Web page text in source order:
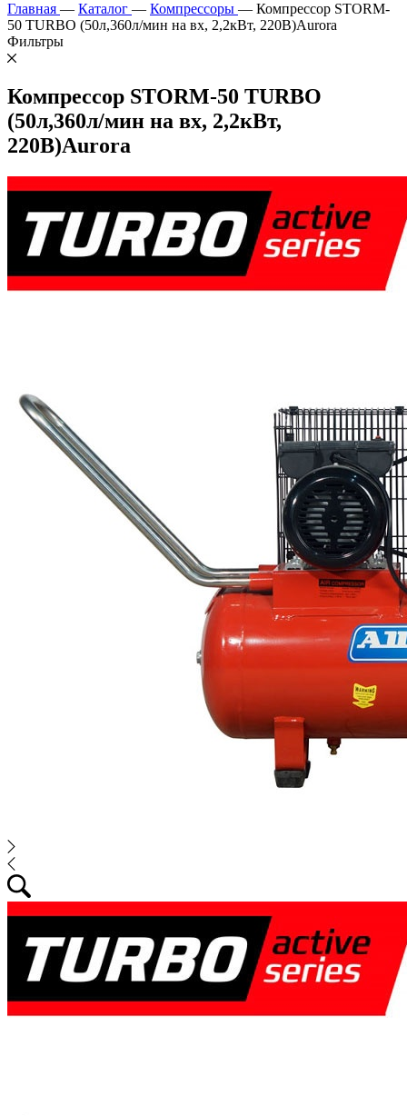
Главная — Каталог — Компрессоры — Компрессор STORM-
50 TURBO (50л,360л/мин на вх, 2,2кВт, 220В)Aurora
Фильтры
Компрессор STORM-50 TURBO
(50л,360л/мин на вх, 2,2кВт,
220В)Aurora